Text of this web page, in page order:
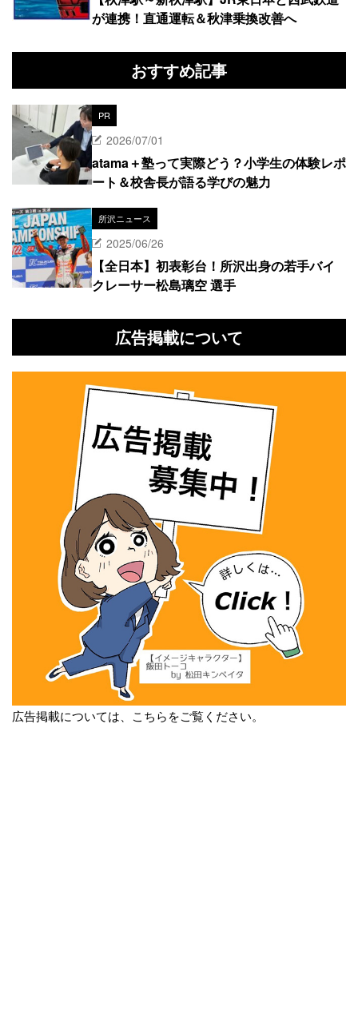
が連携！直通運転＆秋津乗換改善へ
おすすめ記事
PR
2026/07/01
atama＋塾って実際どう？小学生の体験レポ
ート＆校舎長が語る学びの魅力
所沢ニュース
2025/06/26
【全日本】初表彰台！所沢出身の若手バイ
クレーサー松島璃空 選手
広告掲載について
広告掲載については、こちらをご覧ください。